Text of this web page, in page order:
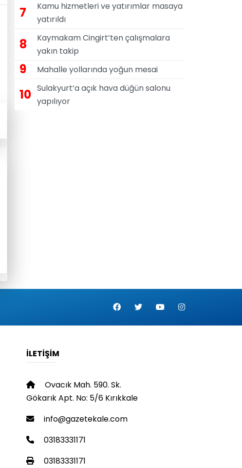
7
Kamu hizmetleri ve yatırımlar masaya
yatırıldı
8
Kaymakam Cingirt’ten çalışmalara
yakın takip
9 Mahalle yollarında yoğun mesai
10 Sulakyurt’a açık hava düğün salonu
yapılıyor
İLETIŞIM
Ovacık Mah. 590. Sk.
Gökarık Apt. No: 5/6 Kırıkkale
info@gazetekale.com
03183331171
03183331171